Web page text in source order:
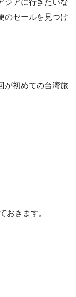
ジアに行きたいな
のセールを見つけ
が初めての台湾旅
おきます。